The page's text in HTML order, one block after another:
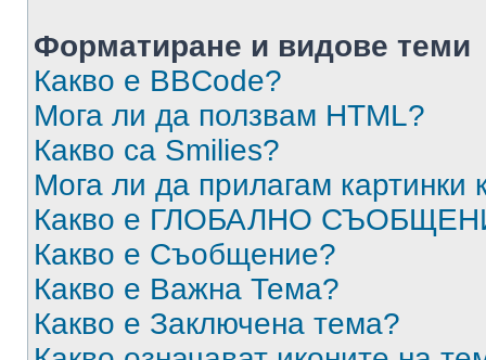
Форматиране и видове теми
Какво е BBCode?
Мога ли да ползвам HTML?
Какво са Smilies?
Мога ли да прилагам
Какво е ГЛОБАЛНО
Какво е Съобщение?
Какво е Важна Тема?
Какво е Заключена тема?